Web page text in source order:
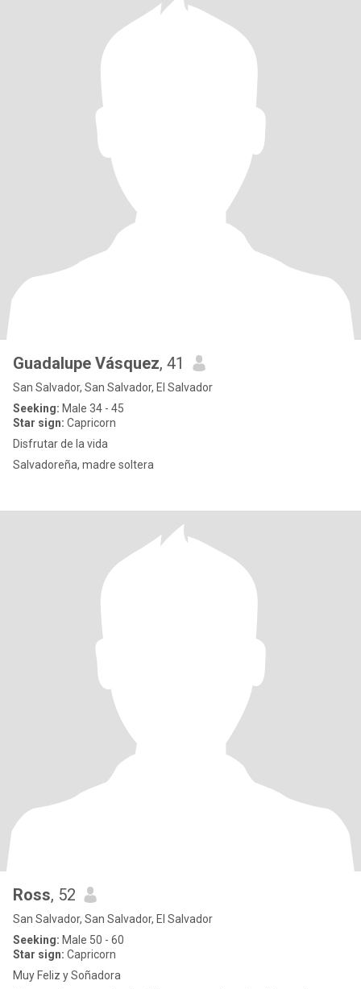
Guadalupe Vásquez, 41
San Salvador, San Salvador, El Salvador
Seeking: Male 34 - 45
Star sign: Capricorn
Disfrutar de la vida
Salvadoreña, madre soltera
Ross, 52
San Salvador, San Salvador, El Salvador
Seeking: Male 50 - 60
Star sign: Capricorn
Muy Feliz y Soñadora